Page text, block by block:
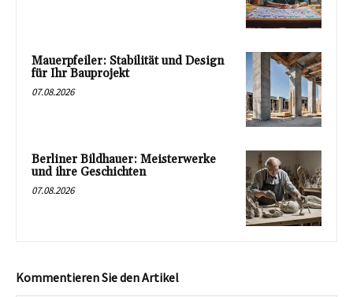
Mauerpfeiler: Stabilität und Design
für Ihr Bauprojekt
07.08.2026
Berliner Bildhauer: Meisterwerke
und ihre Geschichten
07.08.2026
Kommentieren Sie den Artikel